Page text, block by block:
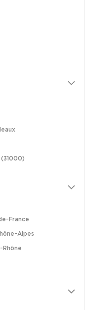
France
Alpes
Rhône